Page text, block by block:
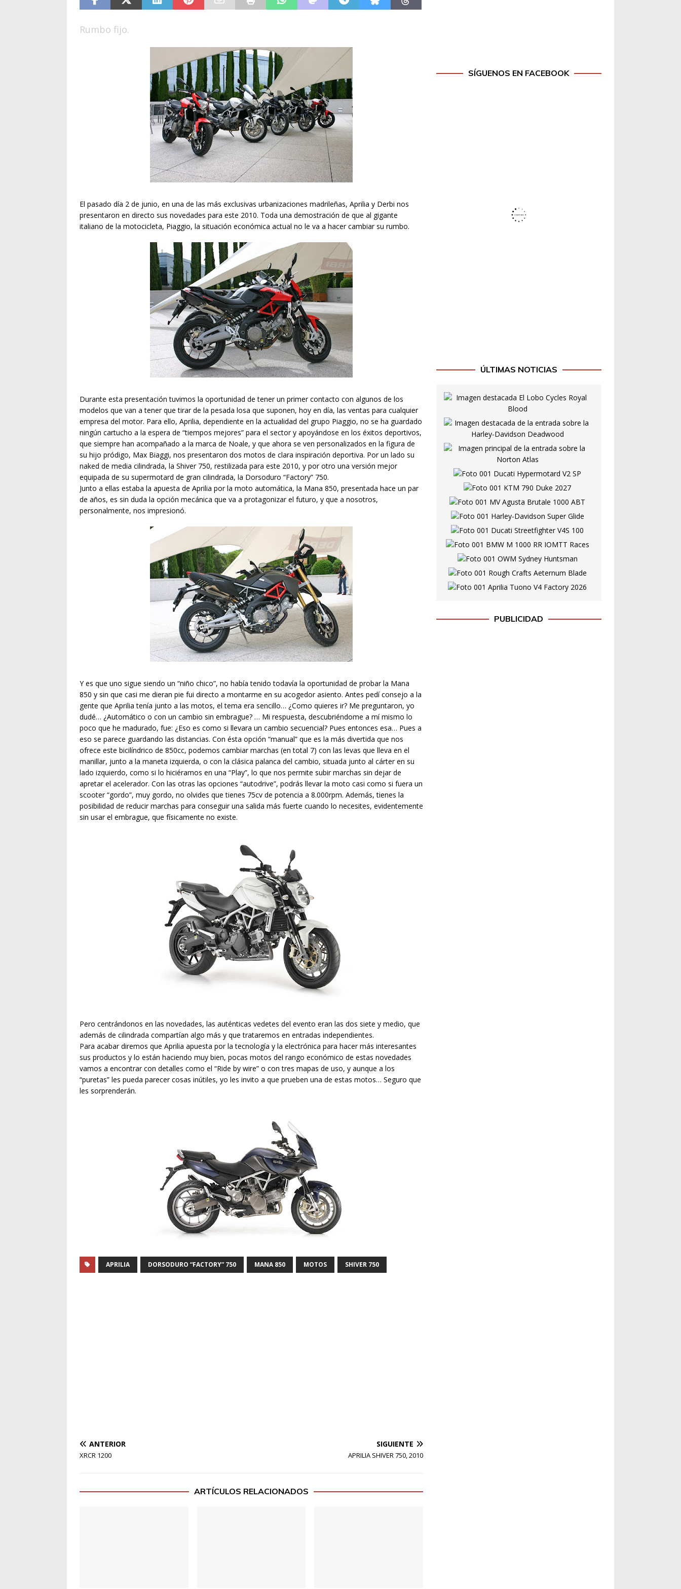
Rumbo fijo.
El pasado día 2 de junio, en una de las más exclusivas urbanizaciones madrileñas, Aprilia y Derbi nos
presentaron en directo sus novedades para este 2010. Toda una demostración de que al gigante
italiano de la motocicleta, Piaggio, la situación económica actual no le va a hacer cambiar su rumbo.
Durante esta presentación tuvimos la oportunidad de tener un primer contacto con algunos de los
modelos que van a tener que tirar de la pesada losa que suponen, hoy en día, las ventas para cualquier
empresa del motor. Para ello, Aprilia, dependiente en la actualidad del grupo Piaggio, no se ha guardado
ningún cartucho a la espera de “tiempos mejores” para el sector y apoyándose en los éxitos deportivos,
que siempre han acompañado a la marca de Noale, y que ahora se ven personalizados en la figura de
su hijo pródigo, Max Biaggi, nos presentaron dos motos de clara inspiración deportiva. Por un lado su
naked de media cilindrada, la Shiver 750, restilizada para este 2010, y por otro una versión mejor
equipada de su supermotard de gran cilindrada, la Dorsoduro “Factory” 750.
Junto a ellas estaba la apuesta de Aprilia por la moto automática, la Mana 850, presentada hace un par
de años, es sin duda la opción mecánica que va a protagonizar el futuro, y que a nosotros,
personalmente, nos impresionó.
Y es que uno sigue siendo un “niño chico”, no había tenido todavía la oportunidad de probar la Mana
850 y sin que casi me dieran pie fui directo a montarme en su acogedor asiento. Antes pedí consejo a la
gente que Aprilia tenía junto a las motos, el tema era sencillo… ¿Como quieres ir? Me preguntaron, yo
dudé… ¿Automático o con un cambio sin embrague? … Mi respuesta, descubriéndome a mí mismo lo
poco que he madurado, fue: ¿Eso es como si llevara un cambio secuencial? Pues entonces esa… Pues a
eso se parece guardando las distancias. Con ésta opción “manual” que es la más divertida que nos
ofrece este bicilíndrico de 850cc, podemos cambiar marchas (en total 7) con las levas que lleva en el
manillar, junto a la maneta izquierda, o con la clásica palanca del cambio, situada junto al cárter en su
lado izquierdo, como si lo hiciéramos en una “Play”, lo que nos permite subir marchas sin dejar de
apretar el acelerador. Con las otras las opciones “autodrive”, podrás llevar la moto casi como si fuera un
scooter “gordo”, muy gordo, no olvides que tienes 75cv de potencia a 8.000rpm. Además, tienes la
posibilidad de reducir marchas para conseguir una salida más fuerte cuando lo necesites, evidentemente
sin usar el embrague, que físicamente no existe.
Pero centrándonos en las novedades, las auténticas vedetes del evento eran las dos siete y medio, que
además de cilindrada compartían algo más y que trataremos en entradas independientes.
Para acabar diremos que Aprilia apuesta por la tecnología y la electrónica para hacer más interesantes
sus productos y lo están haciendo muy bien, pocas motos del rango económico de estas novedades
vamos a encontrar con detalles como el “Ride by wire” o con tres mapas de uso, y aunque a los
“puretas” les pueda parecer cosas inútiles, yo les invito a que prueben una de estas motos… Seguro que
les sorprenderán.
APRILIA DORSODURO “FACTORY” 750 MANA 850 MOTOS SHIVER 750
ANTERIOR
XRCR 1200
SIGUIENTE
APRILIA SHIVER 750, 2010
ARTÍCULOS RELACIONADOS
SÍGUENOS EN FACEBOOK
ÚLTIMAS NOTICIAS
PUBLICIDAD